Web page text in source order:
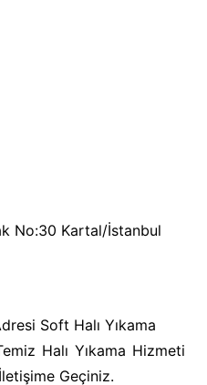
No:30 Kartal/İstanbul
Soft Halı Yıkama
Halı Yıkama Hizmeti
Geçiniz.